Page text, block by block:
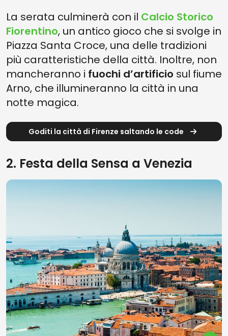
La serata culminerà con il Calcio Storico
Fiorentino, un antico gioco che si svolge in
Piazza Santa Croce, una delle tradizioni
più caratteristiche della città. Inoltre, non
mancheranno i fuochi d’artificio sul fiume
Arno, che illumineranno la città in una
notte magica.
Goditi la città di Firenze saltando le code
2. Festa della Sensa a Venezia